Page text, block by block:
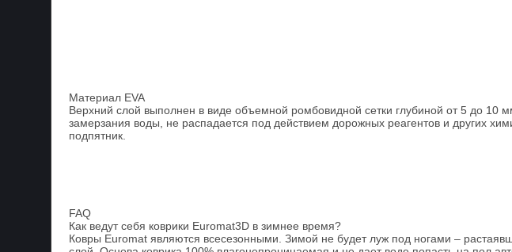
Материал EVA
Верхний слой выполнен в виде объемной ромбовидной сетки глубиной от 5 до 10
замерзания воды, не распадается под действием дорожных реагентов и других
подпятник.
FAQ
Как ведут себя коврики Euromat3D в зимнее время?
Ковры Euromat являются всесезонными. Зимой не будет луж под ногами –